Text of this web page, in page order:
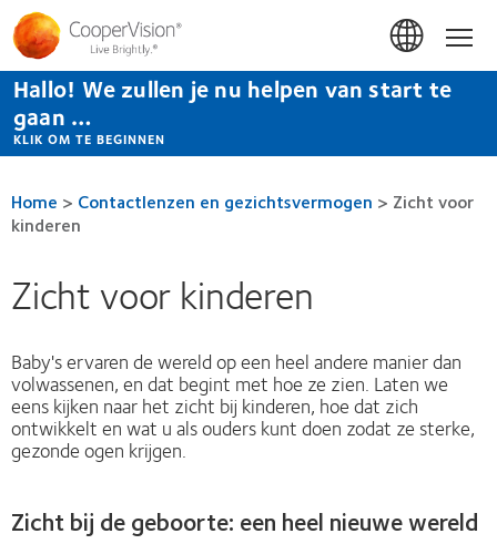
Overslaan
en
naar
de
inhoud
gaan
Hallo! We zullen je nu helpen van start te
gaan …
KLIK OM TE BEGINNEN
Home > Contactlenzen en gezichtsvermogen > Zicht voor
kinderen
Zicht voor kinderen
Baby's ervaren de wereld op een heel andere manier dan
volwassenen, en dat begint met hoe ze zien. Laten we
eens kijken naar het zicht bij kinderen, hoe dat zich
ontwikkelt en wat u als ouders kunt doen zodat ze sterke,
gezonde ogen krijgen.
Zicht bij de geboorte: een heel nieuwe wereld